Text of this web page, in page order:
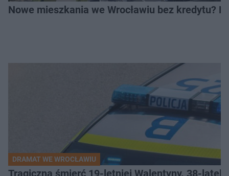
Nowe mieszkania we Wrocławiu bez kredytu?
DRAMAT WE WROCŁAWIU
Tragiczna śmierć 19-letniej Walentyny. 38-